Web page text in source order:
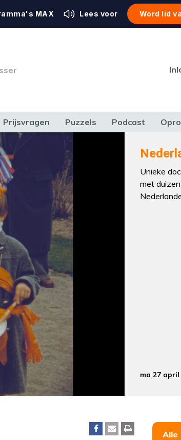
MAX Lees voor Word lid
Prijsvragen Puzzels Podcast
TUIN & HOBBY
Unieke
met
ma 27 april
Alle